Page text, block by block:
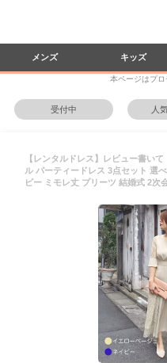
メンズ キッズ
本ページはプ
受付中 人
【レンタルドレス】レビュー書い
ル パーティードレス 3点セット 選
ビー ミモレ丈 プリーツ 結婚式 2次